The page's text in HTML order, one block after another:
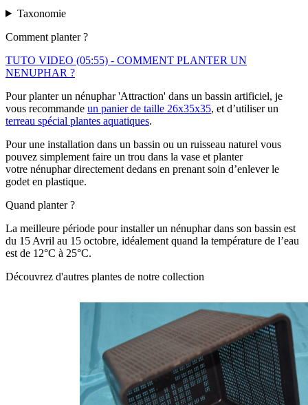
Taxonomie
Comment planter ?
TUTO VIDEO (05:55) - COMMENT PLANTER UN
NENUPHAR ?
Pour planter un nénuphar 'Attraction' dans un bassin artificiel, je
vous recommande un panier de taille 26x35x35, et d’utiliser un
terreau spécial plantes aquatiques.
Pour une installation dans un bassin ou un ruisseau naturel vous
pouvez simplement faire un trou dans la vase et planter
votre nénuphar directement dedans en prenant soin d’enlever le
godet en plastique.
Quand planter ?
La meilleure période pour installer un nénuphar dans son bassin est
du 15 Avril au 15 octobre, idéalement quand la température de l’eau
est de 12°C à 25°C.
Découvrez d'autres plantes de notre collection